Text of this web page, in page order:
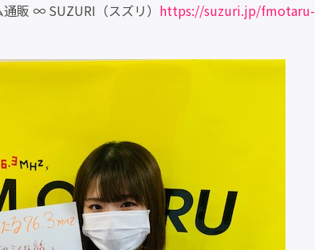
調
に
矢
印
キ
販 ∞ SUZURI（スズリ） https://suzuri.jp/fmotaru-